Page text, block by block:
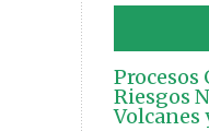
Procesos
Riesgos
Volcanes